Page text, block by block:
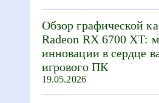
Обзор графической
Radeon RX 6700 XT:
инновации в сердце
игрового ПК
19.05.2026